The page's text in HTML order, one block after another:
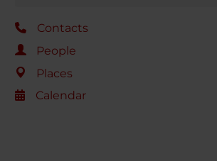
Contacts
People
Places
Calendar